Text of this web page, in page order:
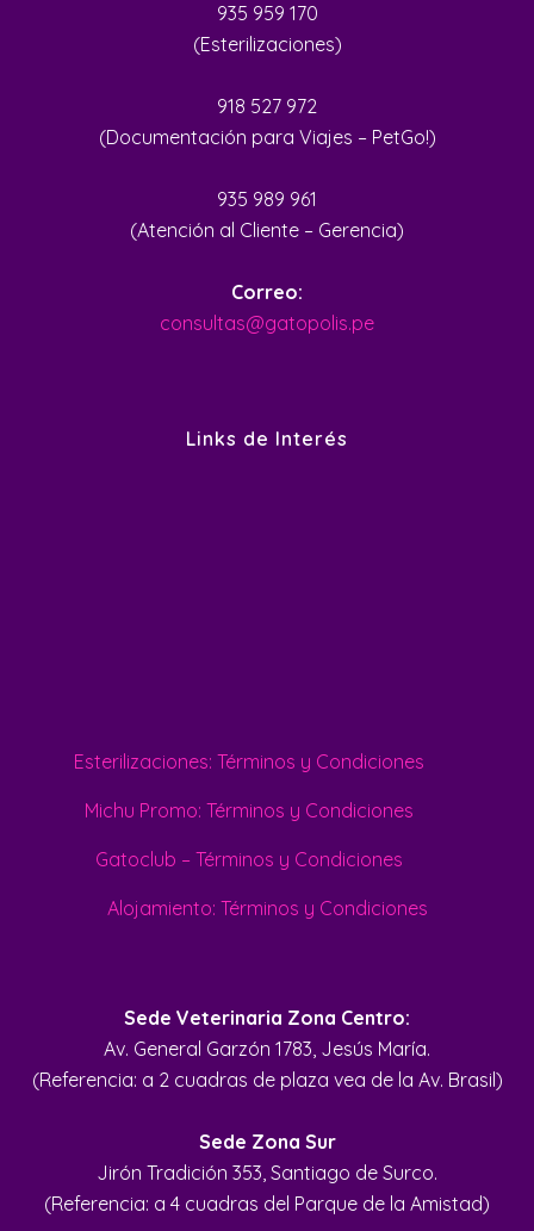
935 959 170
(Esterilizaciones)
918 527 972
(Documentación para Viajes – PetGo!)
935 989 961
(Atención al Cliente – Gerencia)
Correo:
consultas@gatopolis.pe
Links de Interés
Esterilizaciones: Términos y Condiciones
Michu Promo: Términos y Condiciones
Gatoclub – Términos y Condiciones
Alojamiento: Términos y Condiciones
Sede Veterinaria Zona Centro:
Av. General Garzón 1783, Jesús María.
(Referencia: a 2 cuadras de plaza vea de la Av. Brasil)
Sede Zona Sur
Jirón Tradición 353, Santiago de Surco.
(Referencia: a 4 cuadras del Parque de la Amistad)